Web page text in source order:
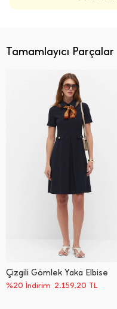
Tamamlayıcı Parçalar
Çizgili Gömlek Yaka Elbise
%20 İndirim 2.159,20 TL